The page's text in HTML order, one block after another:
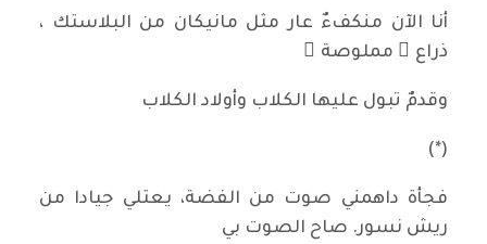
أنا الآن منكفءٌ عار مثل مانيكان من البلاستك ،
ذراع ٌ مملوصة ٌ
وقدمٌ تبول عليها الكلاب وأولاد الكلاب
(*)
فجأة داهمني صوت من الفضة، يعتلي جيادا من
ريش نسور. صاح الصوت بي